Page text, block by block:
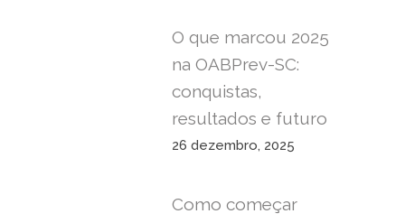
O que marcou 2025
na OABPrev-SC:
conquistas,
resultados e futuro
26 dezembro, 2025
Como começar